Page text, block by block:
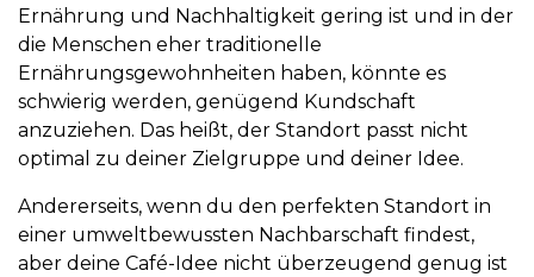
Ernährung und Nachhaltigkeit gering ist und in der
die Menschen eher traditionelle
Ernährungsgewohnheiten haben, könnte es
schwierig werden, genügend Kundschaft
anzuziehen. Das heißt, der Standort passt nicht
optimal zu deiner Zielgruppe und deiner Idee.
Andererseits, wenn du den perfekten Standort in
einer umweltbewussten Nachbarschaft findest,
aber deine Café-Idee nicht überzeugend genug ist